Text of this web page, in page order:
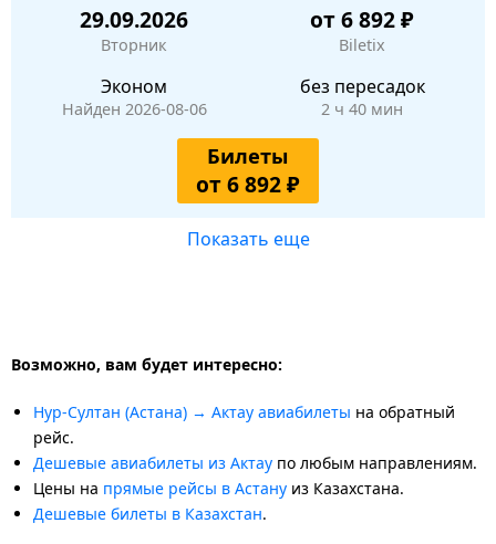
29.09.2026
Вторник
от 6 892 ₽
Biletix
Эконом
Найден 2026-08-06
без пересадок
2 ч 40 мин
Билеты
от 6 892 ₽
Показать еще
Возможно, вам будет интересно:
Нур-Султан (Астана) → Актау авиабилеты на обратный
рейс.
Дешевые авиабилеты из Актау по любым направлениям.
Цены на прямые рейсы в Астану из Казахстана.
Дешевые билеты в Казахстан.